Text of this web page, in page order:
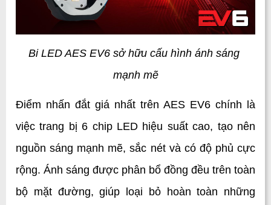
Bi LED AES EV6 sở hữu cấu hình ánh sáng
mạnh mẽ
Điểm nhấn đắt giá nhất trên AES EV6 chính là
việc trang bị 6 chip LED hiệu suất cao, tạo nên
nguồn sáng mạnh mẽ, sắc nét và có độ phủ cực
rộng. Ánh sáng được phân bổ đồng đều trên toàn
bộ mặt đường, giúp loại bỏ hoàn toàn những